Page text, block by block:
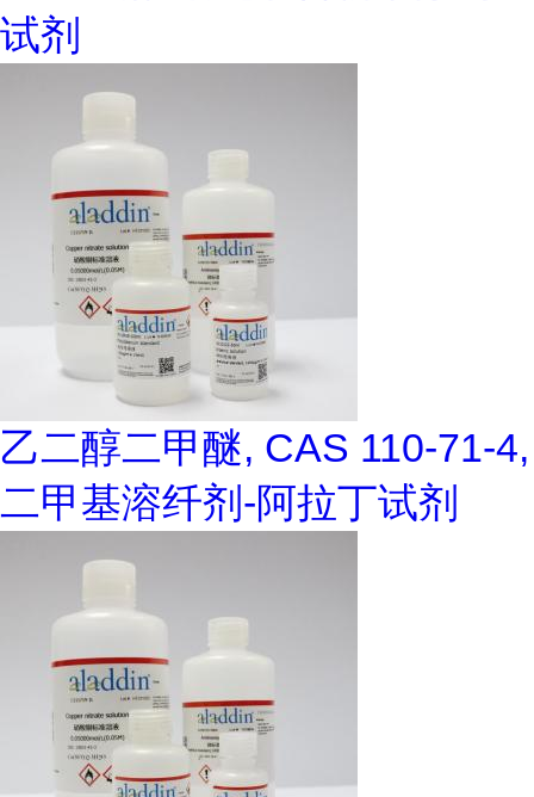
试剂
乙二醇二甲醚, CAS 110-71-4,
二甲基溶纤剂-阿拉丁试剂